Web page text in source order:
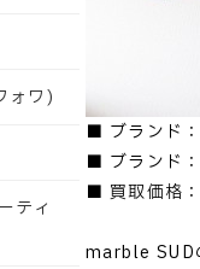
■ ブランド
■ ブランド
■ 買取価格
marble SUD
ォワ)
ティ